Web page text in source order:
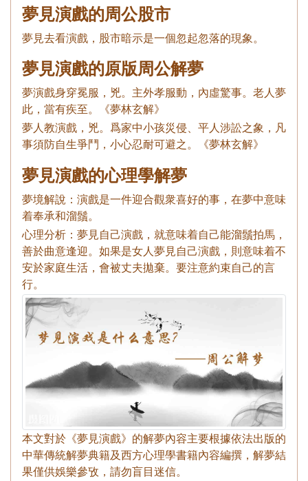
夢見演戲的周公股市
夢見去看演戲，股市暗示是一個忽起忽落的現象。
夢見演戲的原版周公解夢
夢演戲身穿冕服，兇。主外孝服動，內虛驚事。老人夢
此，當有疾至。《夢林玄解》
夢人教演戲，兇。爲家中小孩災侵、平人涉訟之象，凡
事須防自生爭鬥，小心忍耐可避之。《夢林玄解》
夢見演戲的心理學解夢
夢境解說：演戲是一件迎合觀衆喜好的事，在夢中意味
着奉承和溜鬚。
心理分析：夢見自己演戲，就意味着自己能溜鬚拍馬，
善於曲意逢迎。如果是女人夢見自己演戲，則意味着不
安於家庭生活，會被丈夫拋棄。要注意約束自己的言
行。
本文對於《夢見演戲》的解夢內容主要根據依法出版的
中華傳統解夢典籍及西方心理學書籍內容編撰，解夢結
果僅供娛樂參攷，請勿盲目迷信。